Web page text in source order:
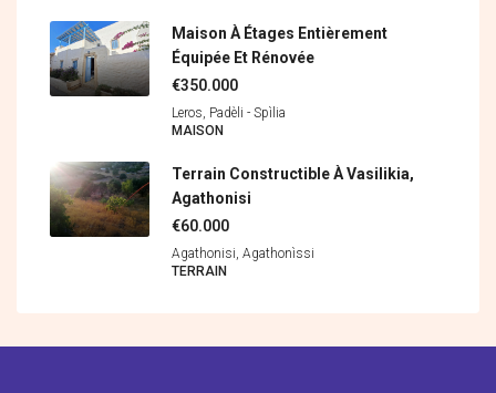
Maison À Étages Entièrement
Équipée Et Rénovée
€350.000
Leros, Padèli - Spìlia
MAISON
Terrain Constructible À Vasilikia,
Agathonisi
€60.000
Agathonisi, Agathonìssi
ΤERRAIN